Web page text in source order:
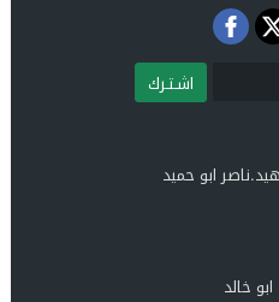
اشـتـرك
ابو حميد
خالد